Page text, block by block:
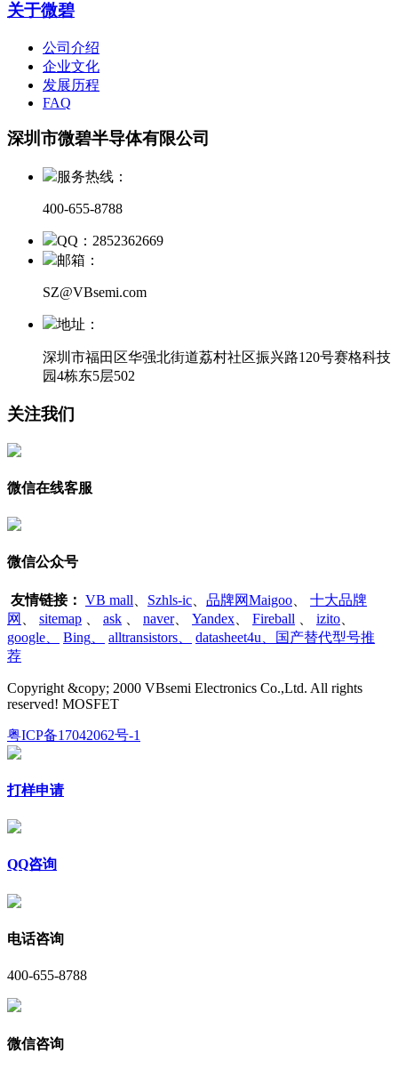
关于微碧
公司介绍
企业文化
发展历程
FAQ
深圳市微碧半导体有限公司
服务热线：
400-655-8788
QQ：2852362669
邮箱：
SZ@VBsemi.com
地址：
深圳市福田区华强北街道荔村社区振兴路120号赛格科技
园4栋东5层502
关注我们
微信在线客服
微信公众号
友情链接： VB mall Szhls-ic 品牌网Maigoo
十大品牌
网
sitemap ask naver、 Yandex Fireball izito
google
Bing alltransistors
datasheet4u、国产替代型号推
荐
Copyright &copy; 2000 VBsemi Electronics Co.,Ltd. All rights
reserved! MOSFET
粤ICP备17042062号-1
打样申请
QQ咨询
电话咨询
400-655-8788
微信咨询